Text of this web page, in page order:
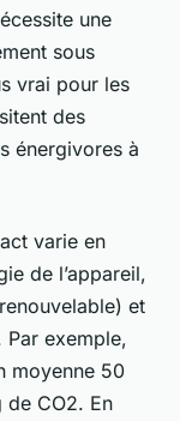
une
sous
vrai pour les
des
énergivores à
varie en
de l’appareil,
et
Par exemple,
moyenne 50
de CO2. En